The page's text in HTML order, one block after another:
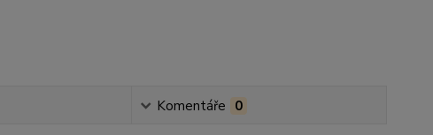
Komentáře 0